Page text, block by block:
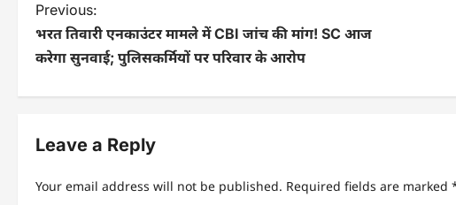
Previous:
भरत तिवारी एनकाउंटर मामले में CBI जांच की मांग! SC आज
करेगा सुनवाई; पुलिसकर्मियों पर परिवार के आरोप
Leave a Reply
Your email address will not be published. Required fields are marked